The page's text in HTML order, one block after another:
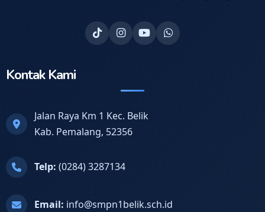
Kontak Kami
Jalan Raya Km 1 Kec. Belik
Kab. Pemalang, 52356
Telp: (0284) 3287134
Email: info@smpn1belik.sch.id